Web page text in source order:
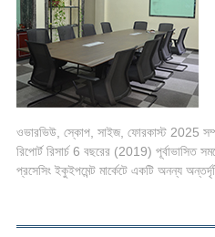
ওভারভিউ, স্কোপ, সাইজ, ফোরকাস্ট 2025
রিপোর্ট রিসার্চ 6 বছরের (2019) পূর্বাভাসিত
প্রসেসিং ইকুইপমেন্ট মার্কেটে একটি অনন্য